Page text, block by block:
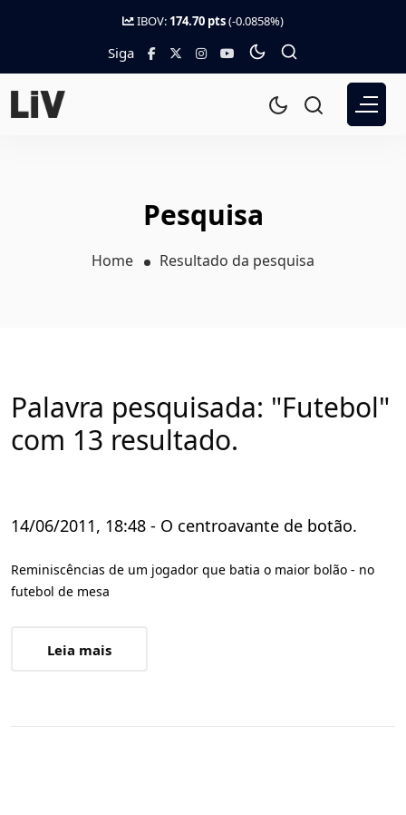
IBOV: 174.70 pts(-0.0858%)
Siga
Pesquisa
Home Resultado da pesquisa
Palavra pesquisada: "Futebol"
com 13 resultado.
14/06/2011, 18:48 - O centroavante de botão.
Reminiscências de um jogador que batia o maior bolão - no
futebol de mesa
Leia mais